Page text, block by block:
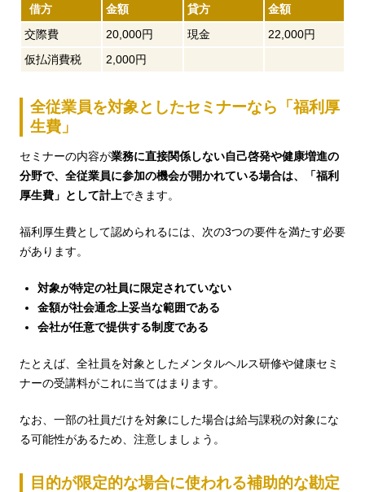
借方 金額 貸方
金額
交際費
20,000円 現金
22,000円
仮払消費税
2,000円
全従業員を対象としたセミナーなら「福利厚
生費」
セミナーの内容が業務に直接関係しない自己啓発や健康増進の
分野で、全従業員に参加の機会が開かれている場合は、「福利
厚生費」として計上できます。
福利厚生費として認められるには、次の3つの要件を満たす必要
があります。
対象が特定の社員に限定されていない
金額が社会通念上妥当な範囲である
会社が任意で提供する制度である
たとえば、全社員を対象としたメンタルヘルス研修や健康セミ
ナーの受講料がこれに当てはまります。
なお、一部の社員だけを対象にした場合は給与課税の対象にな
る可能性があるため、注意しましょう。
目的が限定的な場合に使われる補助的な勘定